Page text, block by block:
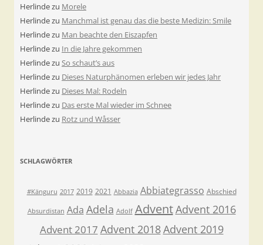
Herlindezu Morele
Herlindezu Manchmal ist genau das die beste Medizin: Smile
Herlindezu Man beachte den Eiszapfen
Herlindezu In die Jahre gekommen
Herlindezu So schaut’s aus
Herlindezu Dieses Naturphänomen erleben wir jedes Jahr
Herlindezu Dieses Mal: Rodeln
Herlindezu Das erste Mal wieder im Schnee
Herlindezu Rotz und Wåsser
SCHLAGWÖRTER
#Känguru 2017 2019 2021 Abbazia Abbiategrasso Abschied
Absurdistan Ada Adela Adolf AdventAdvent 2016
Advent 2017 Advent 2018Advent 2019